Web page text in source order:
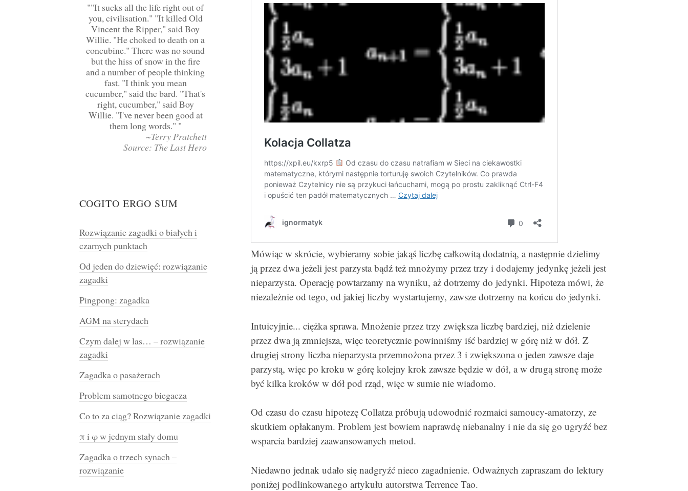
Mówiąc w skrócie, wybieramy sobie jakąś liczbę całkowitą dodatnią, a następnie dzielimy
ją przez dwa jeżeli jest parzysta bądź też mnożymy przez trzy i dodajemy jedynkę jeżeli jest
nieparzysta. Operację powtarzamy na wyniku, aż dotrzemy do jedynki. Hipoteza mówi, że
niezależnie od tego, od jakiej liczby wystartujemy, zawsze dotrzemy na końcu do jedynki.
Intuicyjnie... ciężka sprawa. Mnożenie przez trzy zwiększa liczbę bardziej, niż dzielenie
przez dwa ją zmniejsza, więc teoretycznie powinniśmy iść bardziej w górę niż w dół. Z
drugiej strony liczba nieparzysta przemnożona przez 3 i zwiększona o jeden zawsze daje
parzystą, więc po kroku w górę kolejny krok zawsze będzie w dół, a w drugą stronę może
być kilka kroków w dół pod rząd, więc w sumie nie wiadomo.
Od czasu do czasu hipotezę Collatza próbują udowodnić rozmaici samoucy-amatorzy, ze
skutkiem opłakanym. Problem jest bowiem naprawdę niebanalny i nie da się go ugryźć bez
wsparcia bardziej zaawansowanych metod.
Niedawno jednak udało się nadgryźć nieco zagadnienie. Odważnych zapraszam do lektury
poniżej podlinkowanego artykułu autorstwa Terrence Tao.
"It sucks all the life right out of
you, civilisation." "It killed Old
Vincent the Ripper," said Boy
Willie. "He choked to death on a
concubine." There was no sound
but the hiss of snow in the fire
and a number of people thinking
fast. "I think you mean
cucumber," said the bard. "That's
right, cucumber," said Boy
Willie. "I've never been good at
them long words."
~Terry Pratchett
Source: The Last Hero
COGITO ERGO SUM
Rozwiązanie zagadki o białych i
czarnych punktach
Od jeden do dziewięć: rozwiązanie
zagadki
Pingpong: zagadka
AGM na sterydach
Czym dalej w las… – rozwiązanie
zagadki
Zagadka o pasażerach
Problem samotnego biegacza
Co to za ciąg? Rozwiązanie zagadki
π i φ w jednym stały domu
Zagadka o trzech synach –
rozwiązanie